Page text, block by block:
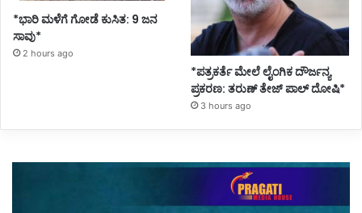
*ಭಾರಿ ಮಳೆಗೆ ಗೋಡೆ ಕುಸಿತ: 9 ಜನ
ಸಾವು*
2 hours ago
*ಪತ್ರಕರ್ತೆ ಮೇಲೆ ಲೈಂಗಿಕ ದೌರ್ಜನ್ಯ
ಪ್ರಕರಣ: ತರುಣ್ ತೇಜ್ ಪಾಲ್ ದೋಷಿ*
3 hours ago